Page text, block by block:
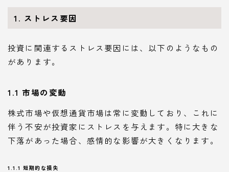
1. ストレス要因
投資に関連するストレス要因には、以下のようなもの
があります。
1.1 市場の変動
株式市場や仮想通貨市場は常に変動しており、これに
伴う不安が投資家にストレスを与えます。特に大きな
下落があった場合、感情的な影響が大きくなります。
1.1.1 短期的な損失